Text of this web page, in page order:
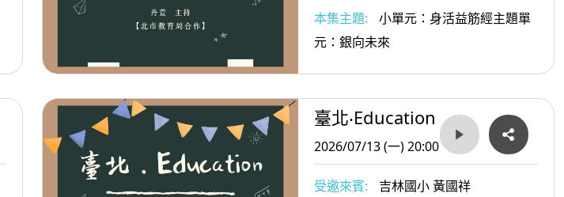
本集主題:
小單元：身活益筋經主題單
元：銀向未來
臺北‧Education
2026/07/13 (一) 20:00
受邀來賓:
吉林國小 黃國祥